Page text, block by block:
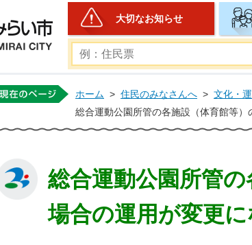
つくばみらい市公式ホームページ
大切なお知らせ
ホーム > 住民のみなさんへ > 文化・
総合運動公園所管の各施設（体育館等）
総合運動公園所管
場合の運用が変更に